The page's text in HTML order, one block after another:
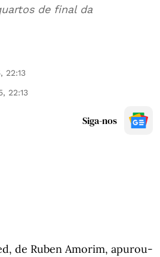
de final da
22:13
22:13
Siga-nos
de Ruben Amorim, apurou-